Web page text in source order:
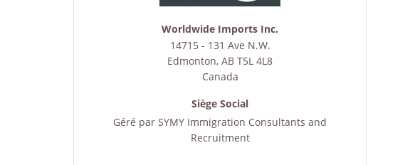
Worldwide Imports Inc.
14715 - 131 Ave N.W.
Edmonton,AB T5L 4L8
Canada
Siège Social
Géré parSYMY Immigration Consultants and
Recruitment